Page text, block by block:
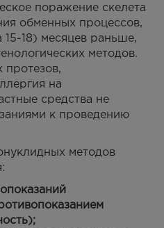
поражение скелета
обменных процессов,
15-18) месяцев раньше,
методов.
протезов,
на
средства не
к проведению
методов
: